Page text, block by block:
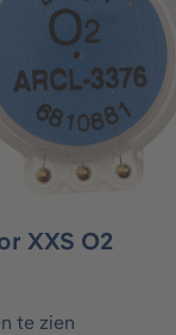
XXS O2
te zien